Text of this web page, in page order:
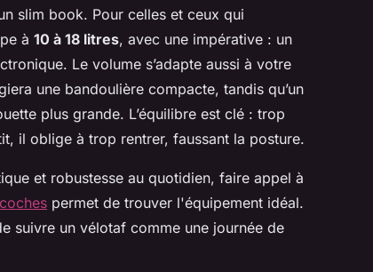
slim book. Pour celles et ceux qui
à 10 à 18 litres, avec une impérative : un
Le volume s’adapte aussi à votre
une bandoulière compacte, tandis qu’un
plus grande. L’équilibre est clé : trop
il oblige à trop rentrer, faussant la posture.
et robustesse au quotidien, faire appel à
permet de trouver l'équipement idéal.
suivre un vélotaf comme une journée de